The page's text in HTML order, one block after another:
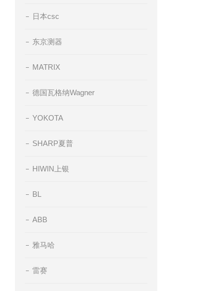
日本csc
东京测器
MATRIX
德国瓦格纳Wagner
YOKOTA
SHARP夏普
HIWIN上银
BL
ABB
雅马哈
雷赛